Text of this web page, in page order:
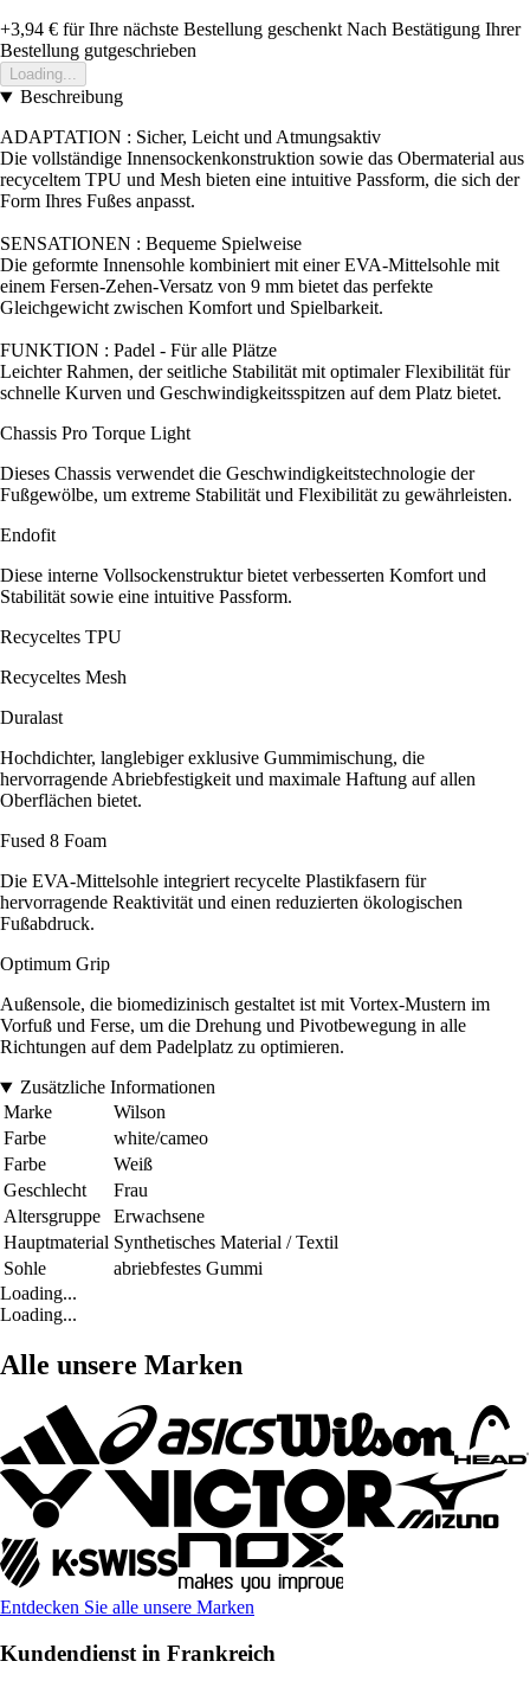
+3,94 € für Ihre nächste Bestellung geschenkt Nach Bestätigung Ihrer
Bestellung gutgeschrieben
Loading...
Beschreibung
ADAPTATION : Sicher, Leicht und Atmungsaktiv
Die vollständige Innensockenkonstruktion sowie das Obermaterial aus
recyceltem TPU und Mesh bieten eine intuitive Passform, die sich der
Form Ihres Fußes anpasst.
SENSATIONEN : Bequeme Spielweise
Die geformte Innensohle kombiniert mit einer EVA-Mittelsohle mit
einem Fersen-Zehen-Versatz von 9 mm bietet das perfekte
Gleichgewicht zwischen Komfort und Spielbarkeit.
FUNKTION : Padel - Für alle Plätze
Leichter Rahmen, der seitliche Stabilität mit optimaler Flexibilität für
schnelle Kurven und Geschwindigkeitsspitzen auf dem Platz bietet.
Chassis Pro Torque Light
Dieses Chassis verwendet die Geschwindigkeitstechnologie der
Fußgewölbe, um extreme Stabilität und Flexibilität zu gewährleisten.
Endofit
Diese interne Vollsockenstruktur bietet verbesserten Komfort und
Stabilität sowie eine intuitive Passform.
Recyceltes TPU
Recyceltes Mesh
Duralast
Hochdichter, langlebiger exklusive Gummimischung, die
hervorragende Abriebfestigkeit und maximale Haftung auf allen
Oberflächen bietet.
Fused 8 Foam
Die EVA-Mittelsohle integriert recycelte Plastikfasern für
hervorragende Reaktivität und einen reduzierten ökologischen
Fußabdruck.
Optimum Grip
Außensole, die biomedizinisch gestaltet ist mit Vortex-Mustern im
Vorfuß und Ferse, um die Drehung und Pivotbewegung in alle
Richtungen auf dem Padelplatz zu optimieren.
Zusätzliche Informationen
Marke
Wilson
Farbe
white/cameo
Farbe
Weiß
Geschlecht
Frau
Altersgruppe
Erwachsene
Hauptmaterial Synthetisches Material / Textil
Sohle
abriebfestes Gummi
Loading...
Loading...
Alle unsere Marken
Entdecken Sie alle unsere Marken
Kundendienst in Frankreich